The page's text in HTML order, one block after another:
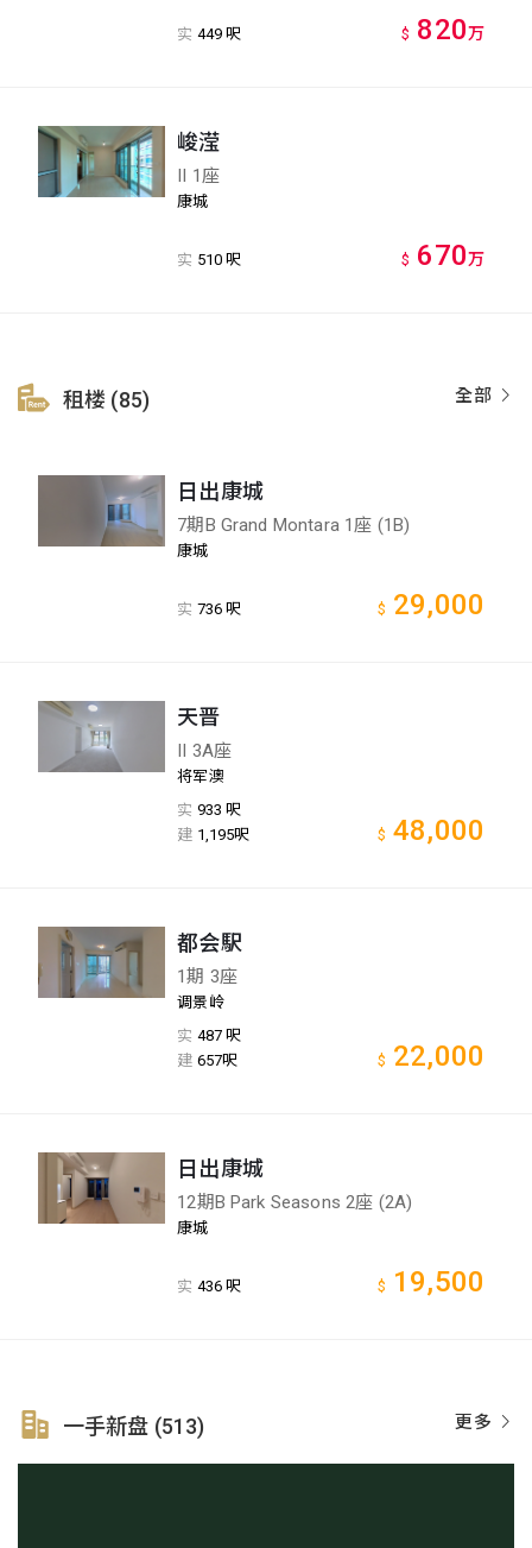
实 449 呎 $ 820万
峻滢
II 1座
康城
实 510 呎 $ 670万
全部
租楼 (85)
日出康城
7期B Grand Montara 1座 (1B)
康城
实 736 呎 $ 29,000
天晋
II 3A座
将军澳
实 933 呎
建 1,195呎 $ 48,000
都会駅
1期 3座
调景岭
实 487 呎
建 657呎 $ 22,000
日出康城
12期B Park Seasons 2座 (2A)
康城
实 436 呎 $ 19,500
更多
一手新盘 (513)